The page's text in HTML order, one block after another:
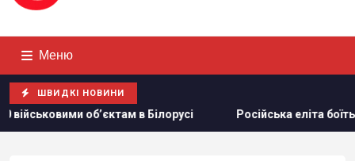
Меню
ШВИДКІ НОВИНИ
в Білорусі Російська еліта боїться ФСБ, яка